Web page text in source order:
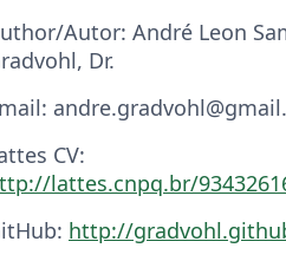
Autor: André Leon
Dr.
CV:
lattes.cnpq.br/
http://